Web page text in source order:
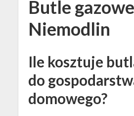
Butle gazowe
Niemodlin
Ile kosztuje
do
domowego?